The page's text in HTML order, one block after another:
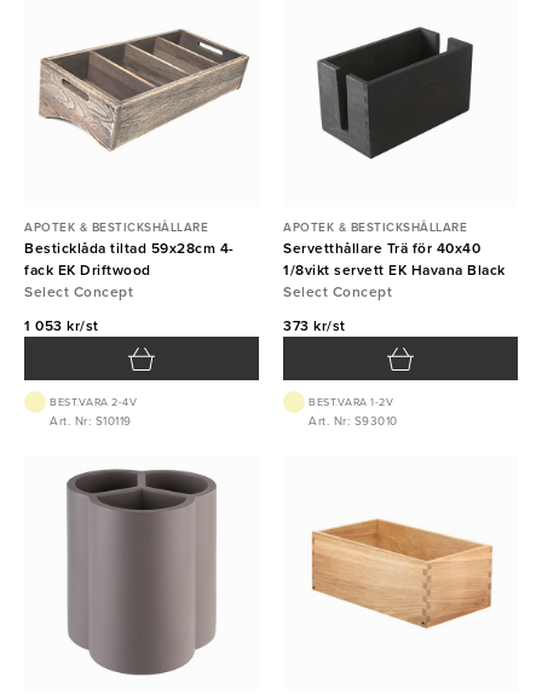
APOTEK & BESTICKSHÅLLARE
Besticklåda tiltad 59x28cm 4-
fack EK Driftwood
Select Concept
1 053 kr/st
BEST.VARA 2-4V
Art. Nr: S10119
APOTEK & BESTICKSHÅLLARE
Servetthållare Trä för 40x40
1/8vikt servett EK Havana Black
Select Concept
373 kr/st
BEST.VARA 1-2V
Art. Nr: S93010